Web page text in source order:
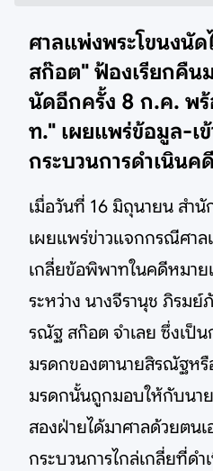
ศาลแพ่งพระโขนงนั
สก๊อต" ฟ้องเรียกคืน
นัดอีกครั้ง 8 ก.ค. พ
ท." เผยแพร่ข้อมูล-เ
กระบวนการดำเนินคดี
เมื่อวันที่ 16 มิถุนายน สำนั
เผยแพร่ข่าวแจกกรณีศาล
เกลี่ยข้อพิพาทในคดีหมาย
ระหว่าง นางจีรานุช ภิรม
รณัฐ สก๊อต จำเลย ซึ่งเป็
มรดกของตานายสิรณัฐหรื
มรดกนั้นถูกมอบให้กับนา
สองฝ่ายได้มาศาลด้วยตนเ
กระบวนการไกล่เกลี่ยที่ด